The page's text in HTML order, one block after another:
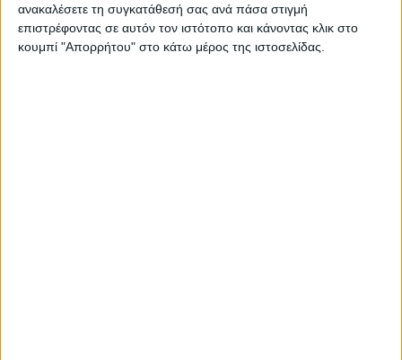
ανακαλέσετε τη συγκατάθεσή σας ανά πάσα στιγμή
επιστρέφοντας σε αυτόν τον ιστότοπο και κάνοντας κλικ στο
κουμπί "Απορρήτου" στο κάτω μέρος της ιστοσελίδας.